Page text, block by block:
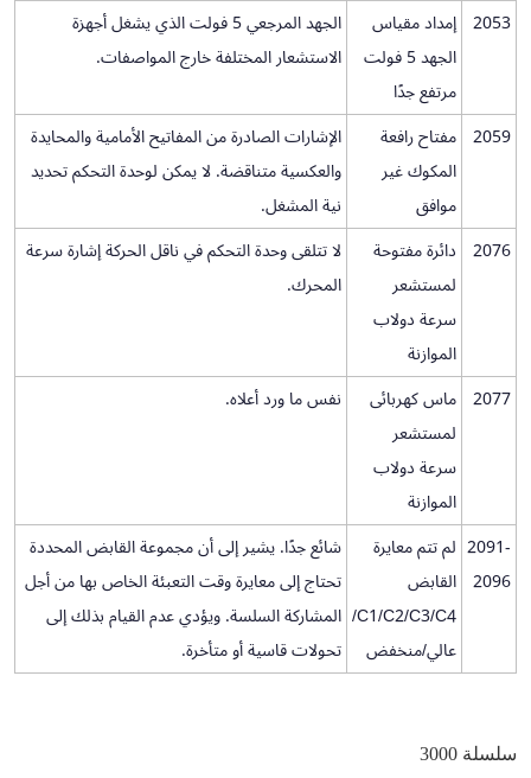
2053 إمداد مقياس
الجهد 5 فولت
مرتفع جدًا
الجهد المرجعي 5 فولت الذي يشغل أجهزة
الاستشعار المختلفة خارج المواصفات.
2059 مفتاح رافعة
المكوك غير
موافق
الإشارات الصادرة من المفاتيح الأمامية والمحايدة
والعكسية متناقضة. لا يمكن لوحدة التحكم تحديد
نية المشغل.
2076 دائرة مفتوحة
لمستشعر
سرعة دولاب
الموازنة
لا تتلقى وحدة التحكم في ناقل الحركة إشارة سرعة
المحرك.
2077 ماس كهربائى
لمستشعر
سرعة دولاب
الموازنة
نفس ما ورد أعلاه.
2091-
2096
لم تتم معايرة
القابض
C1/C2/C3/C4/
عالي/منخفض
شائع جدًا. يشير إلى أن مجموعة القابض المحددة
تحتاج إلى معايرة وقت التعبئة الخاص بها من أجل
المشاركة السلسة. ويؤدي عدم القيام بذلك إلى
تحولات قاسية أو متأخرة.
سلسلة 3000